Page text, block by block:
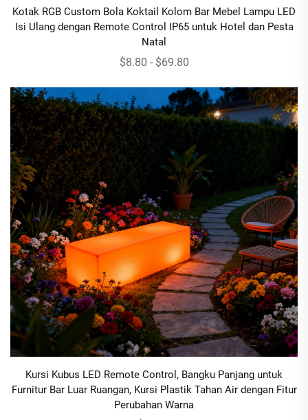
Kotak RGB Custom Bola Koktail Kolom Bar Mebel Lampu LED
Isi Ulang dengan Remote Control IP65 untuk Hotel dan Pesta
Natal
$8.80 - $69.80
Kursi Kubus LED Remote Control, Bangku Panjang untuk
Furnitur Bar Luar Ruangan, Kursi Plastik Tahan Air dengan Fitur
Perubahan Warna